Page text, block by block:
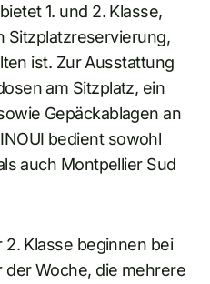
1. und 2. Klasse,
Sitzplatzreservierung,
ist. Zur Ausstattung
am Sitzplatz, ein
Gepäckablagen an
bedient sowohl
auch Montpellier Sud
Klasse beginnen bei
Woche, die mehrere